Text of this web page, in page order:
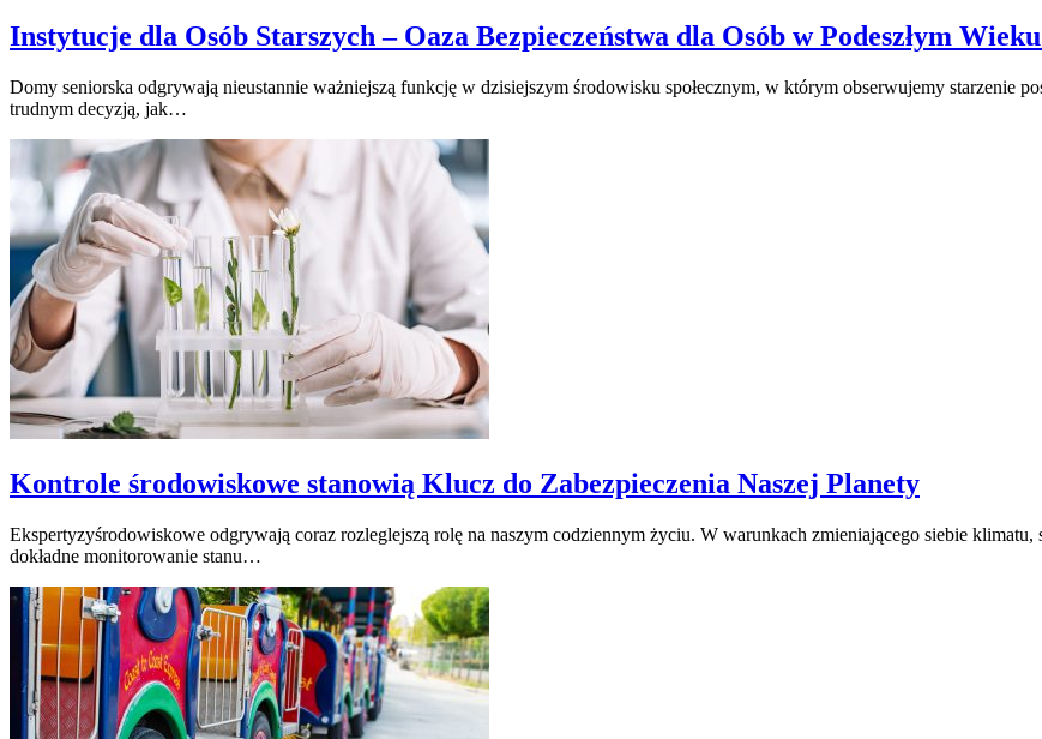
Instytucje dla Osób Starszych – Oaza Bezpieczeństwa dla Osób w Podeszłym
Domy seniorska odgrywają nieustannie ważniejszą funkcję w dzisiejszym środowisku społecznym, w którym obserwujemy starzenie
trudnym decyzją, jak…
Kontrole środowiskowe stanowią Klucz do Zabezpieczenia Naszej Planety
Ekspertyzyśrodowiskowe odgrywają coraz rozleglejszą rolę na naszym codziennym życiu. W warunkach zmieniającego siebie
dokładne monitorowanie stanu…